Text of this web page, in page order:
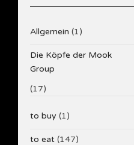
Allgemein (1)
Die Köpfe der Mook
Group
(17)
to buy (1)
to eat (147)